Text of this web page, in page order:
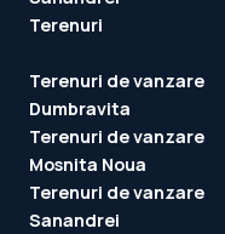
Terenuri
Terenuri de vanzare
Dumbravita
Terenuri de vanzare
Mosnita Noua
Terenuri de vanzare
Sanandrei